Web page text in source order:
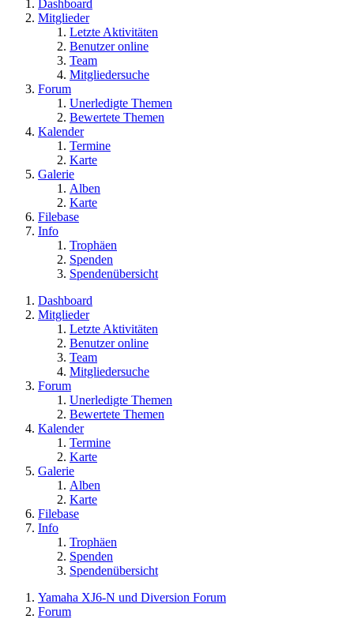
Dashboard
Mitglieder
Letzte Aktivitäten
Benutzer online
Team
Mitgliedersuche
Forum
Unerledigte Themen
Bewertete Themen
Kalender
Termine
Karte
Galerie
Alben
Karte
Filebase
Info
Trophäen
Spenden
Spendenübersicht
Dashboard
Mitglieder
Letzte Aktivitäten
Benutzer online
Team
Mitgliedersuche
Forum
Unerledigte Themen
Bewertete Themen
Kalender
Termine
Karte
Galerie
Alben
Karte
Filebase
Info
Trophäen
Spenden
Spendenübersicht
Yamaha XJ6-N und Diversion Forum
Forum